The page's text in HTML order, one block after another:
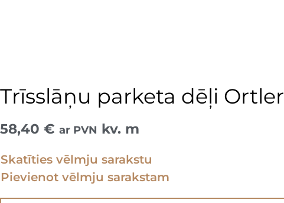
Trīsslāņu parketa dēļi Ortler
58,40 € ar PVN kv. m
Skatīties vēlmju sarakstu
Pievienot vēlmju sarakstam